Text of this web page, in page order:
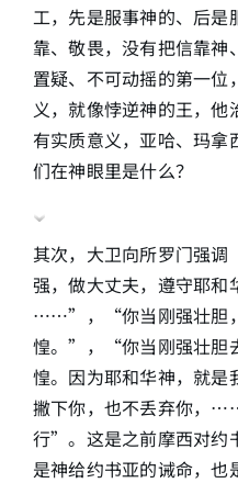
工，先是服事神的、后是
靠、敬畏，没有把信靠神
置疑、不可动摇的第一位
义，就像悖逆神的王，
有实质意义，亚哈、玛拿
们在神眼里是什么？
其次，大卫向所罗门强
强，做大丈夫，遵守耶和
……”，“你当刚强壮胆
惶。”，“你当刚强壮胆
惶。因为耶和华神，就是
撇下你，也不丢弃你
行”。这是之前摩西对约
是神给约书亚的诫命，